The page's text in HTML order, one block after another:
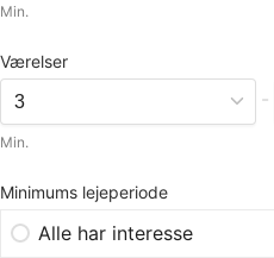
Min.
Værelser
Min.
-
Minimums lejeperiode
Alle har interesse